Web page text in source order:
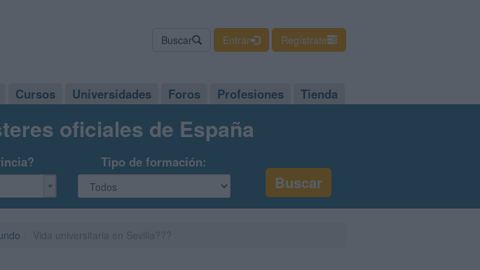
Buscar Entrar Regístrate
Cursos Universidades Foros Profesiones Tienda
oficiales de España
Tipo de formación: